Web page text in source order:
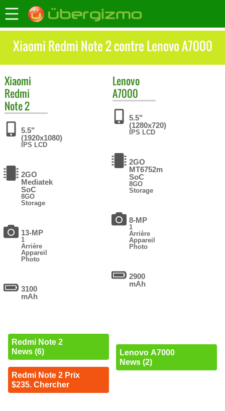
Xiaomi Redmi Note 2 contre Lenovo A7000
Xiaomi
Redmi
Note 2
5.5"
(1920x1080)
IPS LCD
2GO
Mediatek
SoC
8GO
Storage
13-MP
1
Arrière
Appareil
Photo
3100
mAh
Redmi Note 2
News (6)
Redmi Note 2 Prix
$235. Chercher
Lenovo
A7000
5.5"
(1280x720)
IPS LCD
2GO
MT6752m
SoC
8GO
Storage
8-MP
1
Arrière
Appareil
Photo
2900
mAh
Lenovo A7000
News (2)